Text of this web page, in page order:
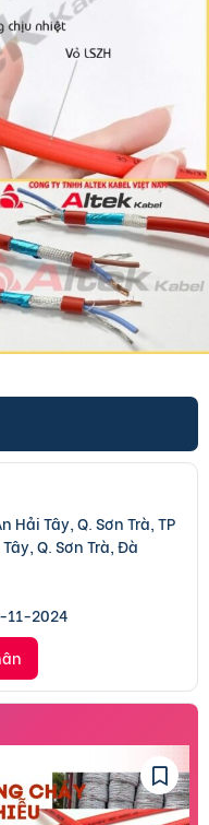
Hải Tây, Q. Sơn Trà, TP
Q. Sơn Trà, Đà
11-2024